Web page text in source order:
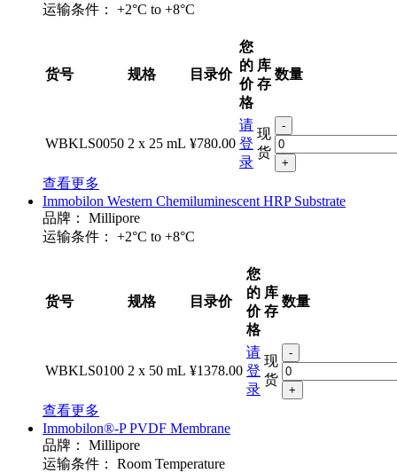
运输条件：
+2°C to +8°C
货号 规格 目录价
您
的
价
格
库
存
数量
WBKLS0050 2 x 25 mL ¥780.00
请
登
录
现
货
-
+
查看更多
Immobilon Western Chemiluminescent HRP Substrate
品牌：
Millipore
运输条件：
+2°C to +8°C
货号 规格 目录价
您
的
价
格
库
存
数量
WBKLS0100 2 x 50 mL ¥1378.00
请
登
录
现
货
-
+
查看更多
Immobilon®-P PVDF Membrane
品牌：
Millipore
运输条件：
Room Temperature